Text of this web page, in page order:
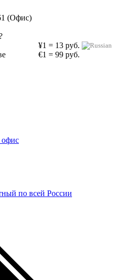
(Офис)
¥1 = 13 руб.
€1 = 99 руб.
по всей России